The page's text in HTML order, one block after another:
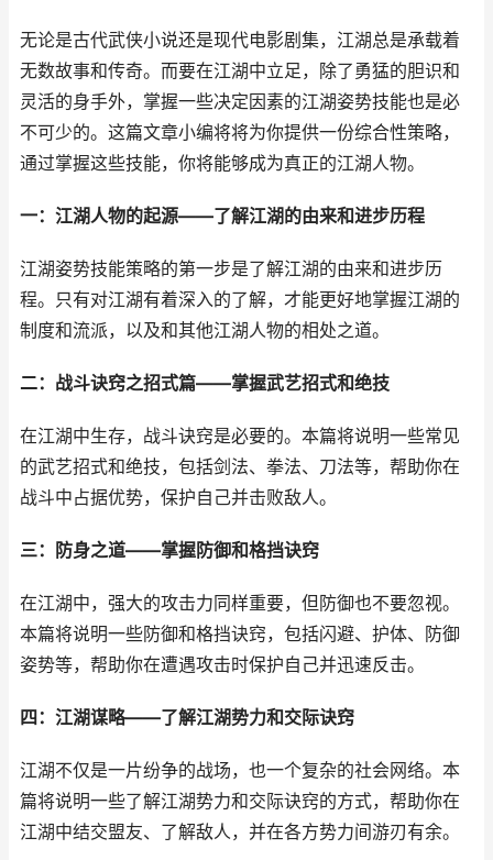
无论是古代武侠小说还是现代电影剧集，江湖总是承载着
无数故事和传奇。而要在江湖中立足，除了勇猛的胆识和
灵活的身手外，掌握一些决定因素的江湖姿势技能也是必
不可少的。这篇文章小编将将为你提供一份综合性策略，
通过掌握这些技能，你将能够成为真正的江湖人物。
一：江湖人物的起源——了解江湖的由来和进步历程
江湖姿势技能策略的第一步是了解江湖的由来和进步历
程。只有对江湖有着深入的了解，才能更好地掌握江湖的
制度和流派，以及和其他江湖人物的相处之道。
二：战斗诀窍之招式篇——掌握武艺招式和绝技
在江湖中生存，战斗诀窍是必要的。本篇将说明一些常见
的武艺招式和绝技，包括剑法、拳法、刀法等，帮助你在
战斗中占据优势，保护自己并击败敌人。
三：防身之道——掌握防御和格挡诀窍
在江湖中，强大的攻击力同样重要，但防御也不要忽视。
本篇将说明一些防御和格挡诀窍，包括闪避、护体、防御
姿势等，帮助你在遭遇攻击时保护自己并迅速反击。
四：江湖谋略——了解江湖势力和交际诀窍
江湖不仅是一片纷争的战场，也一个复杂的社会网络。本
篇将说明一些了解江湖势力和交际诀窍的方式，帮助你在
江湖中结交盟友、了解敌人，并在各方势力间游刃有余。